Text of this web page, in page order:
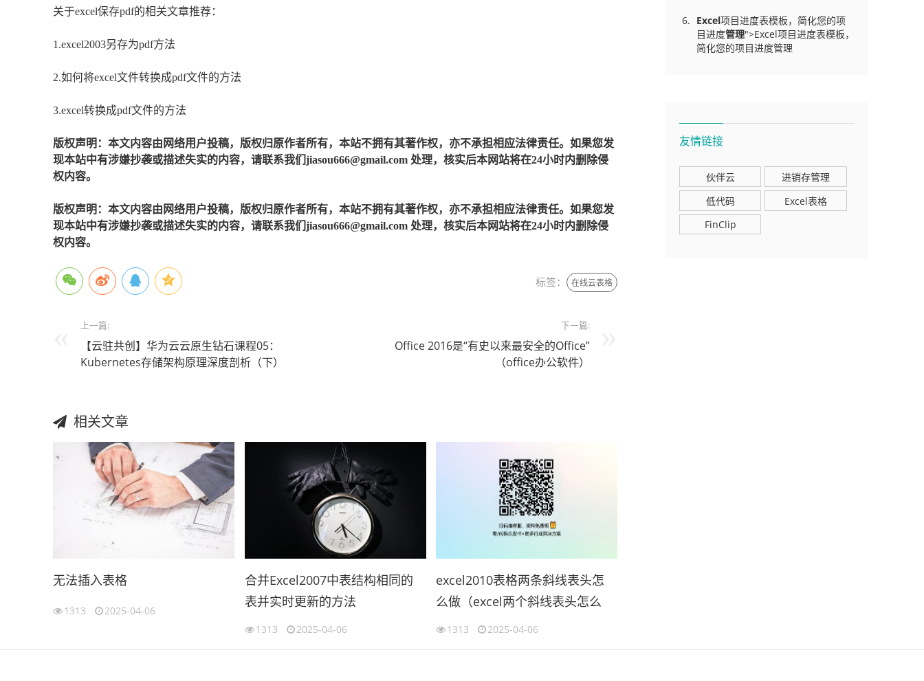
关于excel保存pdf的相关文章推荐：
1.excel2003另存为pdf方法
2.如何将excel文件转换成pdf文件的方法
3.excel转换成pdf文件的方法
版权声明：本文内容由网络用户投稿，版权归原作者所有，本站不拥有其著作权，亦不承担相应法律责任。如果您发
现本站中有涉嫌抄袭或描述失实的内容，请联系我们jiasou666@gmail.com 处理，核实后本网站将在24小时内删除侵
权内容。
版权声明：本文内容由网络用户投稿，版权归原作者所有，本站不拥有其著作权，亦不承担相应法律责任。如果您发
现本站中有涉嫌抄袭或描述失实的内容，请联系我们jiasou666@gmail.com 处理，核实后本网站将在24小时内删除侵
权内容。
标签： 在线云表格
上一篇:
【云驻共创】华为云云原生钻石课程05：
Kubernetes存储架构原理深度剖析（下）
下一篇:
Office 2016是“有史以来最安全的Office”
（office办公软件）
相关文章
无法插入表格
1313 2025-04-06
合并Excel2007中表结构相同的
表并实时更新的方法
（2007excel合并工作表）
1313 2025-04-06
excel2010表格两条斜线表头怎
么做（excel两个斜线表头怎么
做）
1313 2025-04-06
Excel项目进度表模板，简化您的项
目进度管理">Excel项目进度表模板，
简化您的项目进度管理
友情链接
伙伴云
进销存管理
低代码
Excel表格
FinClip